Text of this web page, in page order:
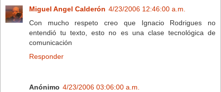
Miguel Angel Calderón 4/23/2006 12:46:00 a.m.
Con mucho respeto creo que Ignacio Rodrigues no
entendió tu texto, esto no es una clase tecnológica de
comunicación
Responder
Anónimo 4/23/2006 03:06:00 a.m.